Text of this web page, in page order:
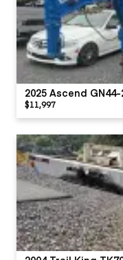
2025 Ascend GN44-
$11,997